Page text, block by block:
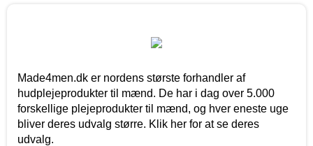
Made4men.dk er nordens største forhandler af
hudplejeprodukter til mænd. De har i dag over 5.000
forskellige plejeprodukter til mænd, og hver eneste uge
bliver deres udvalg større. Klik her for at se deres
udvalg.